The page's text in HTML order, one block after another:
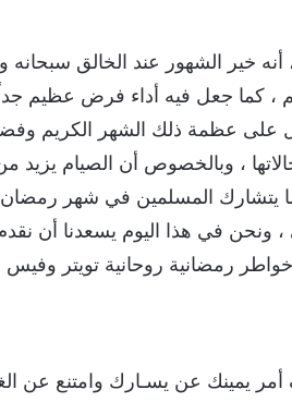
الشهور عند الخالق سبحانه
كما جعل فيه أداء فرض عظيم جداً
عظمة ذلك الشهر الكريم وفضله
، وبالخصوص أن الصيام يزيد من
المسلمين في شهر رمضان
في هذا اليوم يسعدنا أن نقدم
رمضانية روحانية تويتر
يمينك عن يسـارك وامتنع عن